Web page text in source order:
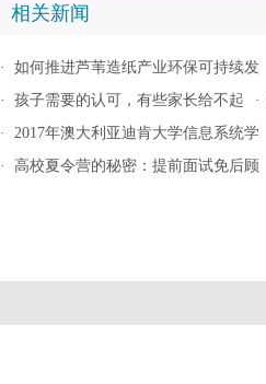
相关新闻
· 如何推进芦苇造纸产业环保可持续发
· 孩子需要的认可，有些家长给不起 ·
· 2017年澳大利亚迪肯大学信息系统学
· 高校夏令营的秘密：提前面试免后顾